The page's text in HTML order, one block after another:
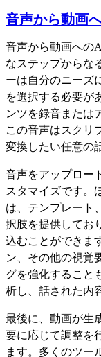
音声から動画
音声から動画への
なステップからな
ーは自分のニーズ
を選択する必要が
ンツを録音または
この音声はスクリ
変換したい任意の
音声をアップロー
スタマイズです。
は、テンプレート
択肢を提供してお
込むことができま
ン、その他の視覚
グを強化すること
析し、話された内
最後に、動画が生
要に応じて調整を
ます。多くのツー